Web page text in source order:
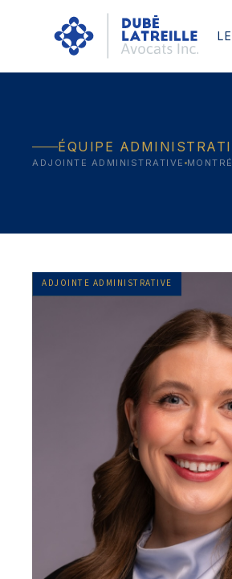
ÉQUIPE
ADJOINTE ADMINISTRATIVE
ADJOINTE ADMINISTRATIVE